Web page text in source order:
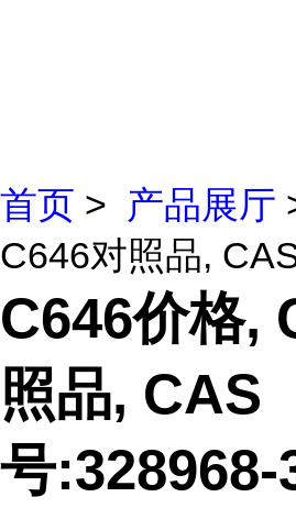
首页 > 产品展厅
C646对照品,
C646价格,
照品, CAS
号:328968-